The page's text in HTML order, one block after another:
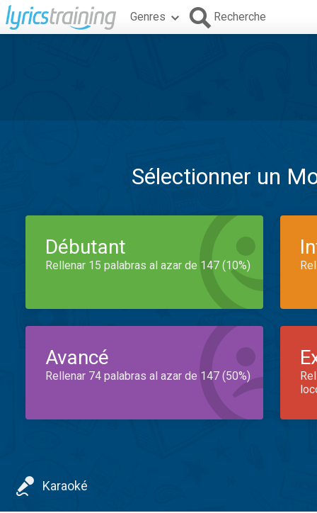
Genres Recherche
Sélectionner un
Débutant
Rellenar 15 palabras al azar de 147 (10%)
Avancé
Rellenar 74 palabras al azar de 147 (50%)
Karaoké